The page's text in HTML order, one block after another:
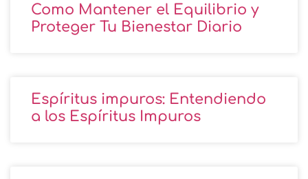
Como Mantener el Equilibrio y
Proteger Tu Bienestar Diario
Espíritus impuros: Entendiendo
a los Espíritus Impuros